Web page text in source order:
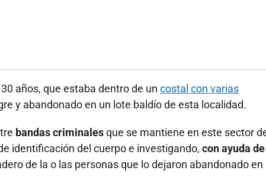
años, que estaba dentro de un costal con varias
y abandonado en un lote baldío de esta localidad.
bandas criminalesque se mantiene en este sector
identificación del cuerpo e investigando, con ayuda de
de la o las personas que lo dejaron abandonado en